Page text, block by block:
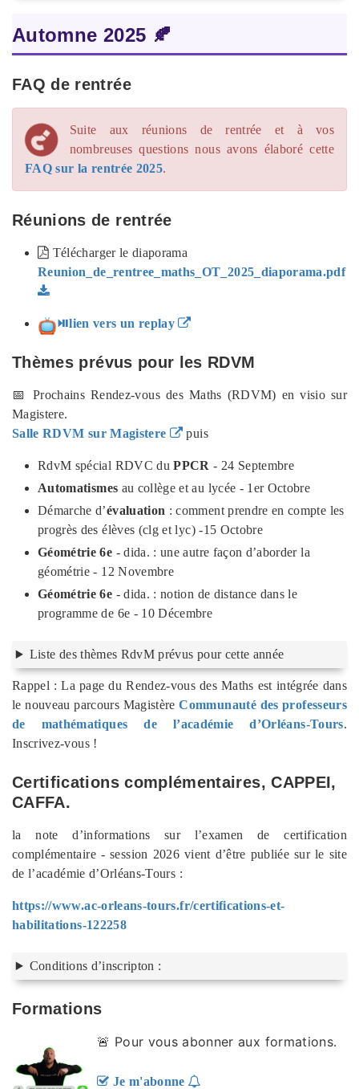
Automne 2025 🍂
FAQ de rentrée
Suite aux réunions de rentrée et à vos
nombreuses questions nous avons élaboré cette
FAQ sur la rentrée 2025.
Réunions de rentrée
Télécharger le diaporama
Reunion_de_rentree_maths_OT_2025_diaporama.pdf
⏯lien vers un replay
Thèmes prévus pour les RDVM
📅 Prochains Rendez-vous des Maths (RDVM) en visio sur
Magistere.
Salle RDVM sur Magistere
puis
RdvM spécial RDVC duPPCR - 24 Septembre
Automatismes au collège et au lycée - 1er Octobre
Démarche d’évaluation : comment prendre en compte les
progrès des élèves (clg et lyc) -15 Octobre
Géométrie 6e - dida. : une autre façon d’aborder la
géométrie - 12 Novembre
Géométrie 6e - dida. : notion de distance dans le
programme de 6e - 10 Décembre
Liste des thèmes RdvM prévus pour cette année
Rappel : La page du Rendez-vous des Maths est intégrée dans
le nouveau parcours MagistèreCommunauté des professeurs
de mathématiques de l’académie d’Orléans-Tours.
Inscrivez-vous !
Certifications complémentaires, CAPPEI,
CAFFA.
la note d’informations sur l’examen de certification
complémentaire - session 2026 vient d’être publiée sur le site
de l’académie d’Orléans-Tours :
https://www.ac-orleans-tours.fr/certifications-et-
habilitations-122258
Conditions d’inscripton :
Formations
🚨 Pour vous abonner aux formations.
Je m'abonne